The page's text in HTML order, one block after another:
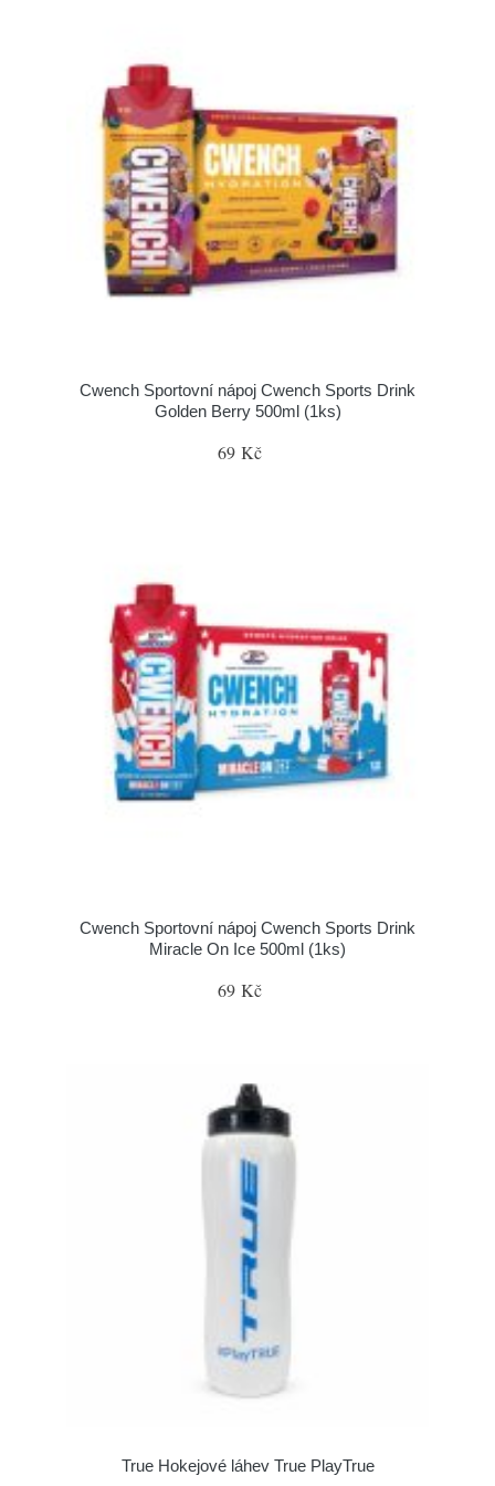
Cwench Sportovní nápoj Cwench Sports Drink
Golden Berry 500ml (1ks)
69 Kč
Cwench Sportovní nápoj Cwench Sports Drink
Miracle On Ice 500ml (1ks)
69 Kč
True Hokejové láhev True PlayTrue